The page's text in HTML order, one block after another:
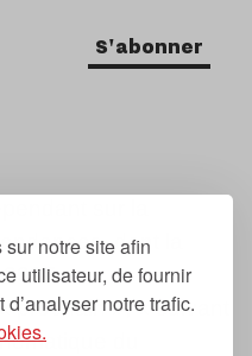
notre site afin
utilisateur, de fournir
notre trafic.
S'abonner
sur la
dont la
prochain », « suivant
du